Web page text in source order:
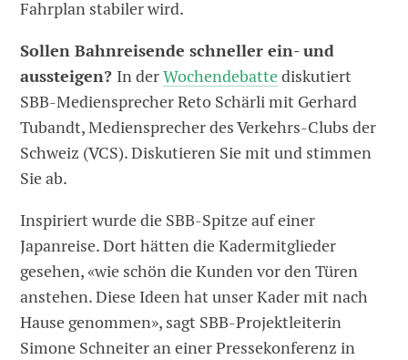
Fahrplan stabiler wird.
Sollen Bahnreisende schneller ein- und
aussteigen? In derWochendebattediskutiert
SBB-Mediensprecher Reto Schärli mit Gerhard
Tubandt, Mediensprecher des Verkehrs-Clubs der
Schweiz (VCS). Diskutieren Sie mit und stimmen
Sie ab.
Inspiriert wurde die SBB-Spitze auf einer
Japanreise. Dort hätten die Kadermitglieder
gesehen, «wie schön die Kunden vor den Türen
anstehen. Diese Ideen hat unser Kader mit nach
Hause genommen», sagt SBB-Projektleiterin
Simone Schneiter an einer Pressekonferenz in